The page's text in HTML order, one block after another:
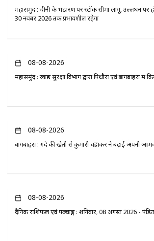
महासमुंद : चीनी के भंडारण पर स्टॉक सीमा लागू, उल्लंघन पर
30 नवंबर 2026 तक प्रभावशील रहेगा
08-08-2026
महासमुंद : खाद्य सुरक्षा विभाग द्वारा पिथौरा एवं बागबाहरा में
08-08-2026
बागबाहरा : गेंदे की खेती से कुमारी चंद्राकर ने बढ़ाई अपनी
08-08-2026
दैनिक राशिफल एवं पञ्चाङ्ग : शनिवार, 08 अगस्त 2026 -